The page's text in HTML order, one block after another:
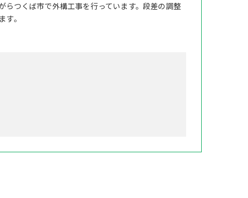
らつくば市で外構工事を行っています。段差の調整
。